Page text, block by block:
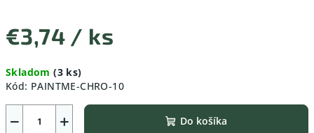
€3,74 / ks
cena:
Skladom(3 ks)
Kód: PAINTME-CHRO-10
+
− Do košíka